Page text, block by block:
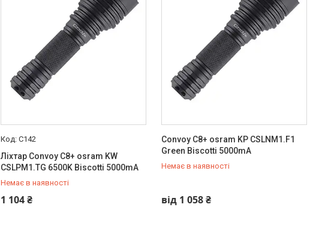
C142
Ліхтар Convoy C8+ osram KW
CSLPM1.TG 6500K Biscotti 5000mA
Немає в наявності
1 104 ₴
+380 (96) 009-15-15
Convoy C8+ osram KP CSLNM1.F1
Green Biscotti 5000mA
Немає в наявності
від 1 058 ₴
+380 (96) 009-15-15